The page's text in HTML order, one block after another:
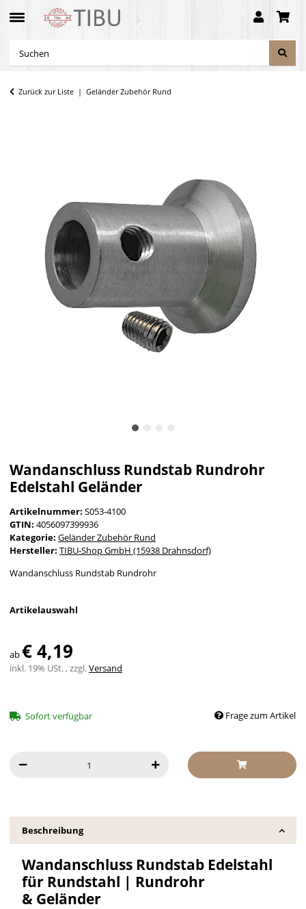
Zurück zur Liste Geländer Zubehör Rund
Wandanschluss Rundstab Rundrohr
Edelstahl Geländer
Artikelnummer: S053-4100
GTIN: 4056097399936
Kategorie: Geländer Zubehör Rund
Hersteller: TIBU-Shop GmbH (15938 Drahnsdorf)
Wandanschluss Rundstab Rundrohr
Artikelauswahl
ab€ 4,19
inkl. 19% USt. , zzgl.Versand
Sofort verfügbar Frage zum Artikel
Beschreibung
Wandanschluss Rundstab Edelstahl
für Rundstahl | Rundrohr
& Geländer